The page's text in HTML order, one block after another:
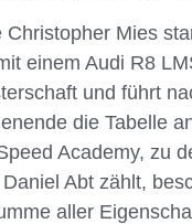
Christopher Mies
einem Audi R8
und führt
die Tabelle
Academy, zu
Abt zählt,
aller